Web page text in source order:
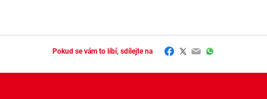
Pokud se vám to líbí, sdílejte na Facebook
Twitter
EmailWhatsApp